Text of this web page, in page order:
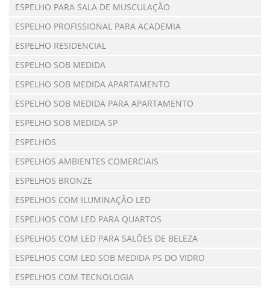
ESPELHO PARA SALA DE MUSCULAÇÃO
ESPELHO PROFISSIONAL PARA ACADEMIA
ESPELHO RESIDENCIAL
ESPELHO SOB MEDIDA
ESPELHO SOB MEDIDA APARTAMENTO
ESPELHO SOB MEDIDA PARA APARTAMENTO
ESPELHO SOB MEDIDA SP
ESPELHOS
ESPELHOS AMBIENTES COMERCIAIS
ESPELHOS BRONZE
ESPELHOS COM ILUMINAÇÃO LED
ESPELHOS COM LED PARA QUARTOS
ESPELHOS COM LED PARA SALÕES DE BELEZA
ESPELHOS COM LED SOB MEDIDA PS DO VIDRO
ESPELHOS COM TECNOLOGIA